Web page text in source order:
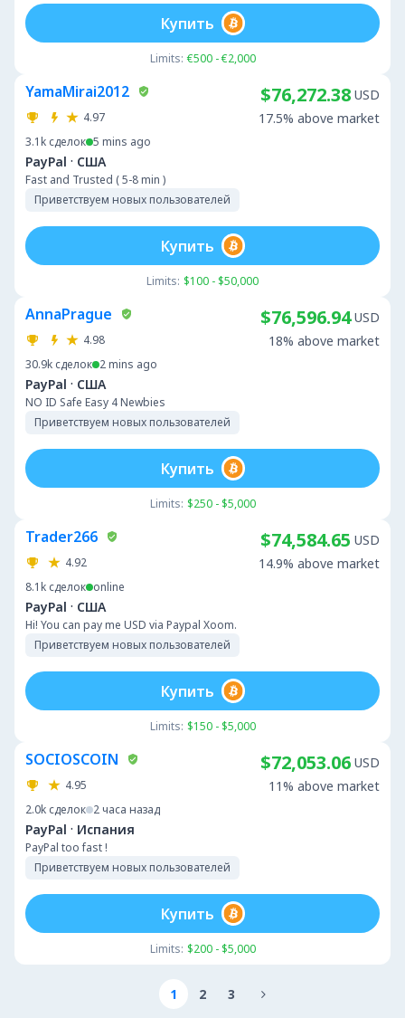
Limits: €500 - €2,000
Купить
YamaMirai2012
4.97
3.1k сделок 5 mins ago
PayPal · США
Fast and Trusted ( 5-8 min )
Приветствуем новых пользователей
$76,272.38 USD
17.5% above market
Limits: $100 - $50,000
Купить
AnnaPrague
4.98
30.9k сделок 2 mins ago
PayPal · США
NO ID Safe Easy 4 Newbies
Приветствуем новых пользователей
$76,596.94 USD
18% above market
Limits: $250 - $5,000
Купить
Trader266
4.92
8.1k сделок online
PayPal · США
Hi! You can pay me USD via Paypal Xoom.
Приветствуем новых пользователей
$74,584.65 USD
14.9% above market
Limits: $150 - $5,000
Купить
SOCIOSCOIN
4.95
2.0k сделок 2 часа назад
PayPal · Испания
PayPal too fast !
Приветствуем новых пользователей
$72,053.06 USD
11% above market
Limits: $200 - $5,000
Купить
1 2 3 